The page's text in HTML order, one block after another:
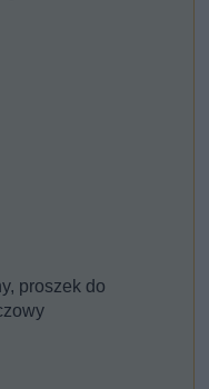
proszek do